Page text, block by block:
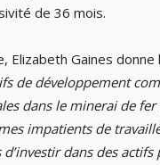
de 36 mois.
Elizabeth Gaines
de développement
dans le minerai de
impatients de
dans des